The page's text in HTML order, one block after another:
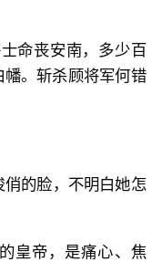
命丧安南，多少百
。斩杀顾将军何错
的脸，不明白她怎
皇帝，是痛心、焦